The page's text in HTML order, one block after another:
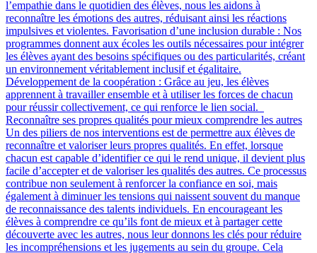
l’empathie dans le quotidien des élèves, nous les aidons à
reconnaître les émotions des autres, réduisant ainsi les réactions
impulsives et violentes. Favorisation d’une inclusion durable : Nos
programmes donnent aux écoles les outils nécessaires pour intégrer
les élèves ayant des besoins spécifiques ou des particularités, créant
un environnement véritablement inclusif et égalitaire.
Développement de la coopération : Grâce au jeu, les élèves
apprennent à travailler ensemble et à utiliser les forces de chacun
pour réussir collectivement, ce qui renforce le lien social.
Reconnaître ses propres qualités pour mieux comprendre les autres
Un des piliers de nos interventions est de permettre aux élèves de
reconnaître et valoriser leurs propres qualités. En effet, lorsque
chacun est capable d’identifier ce qui le rend unique, il devient plus
facile d’accepter et de valoriser les qualités des autres. Ce processus
contribue non seulement à renforcer la confiance en soi, mais
également à diminuer les tensions qui naissent souvent du manque
de reconnaissance des talents individuels. En encourageant les
élèves à comprendre ce qu’ils font de mieux et à partager cette
découverte avec les autres, nous leur donnons les clés pour réduire
les incompréhensions et les jugements au sein du groupe. Cela